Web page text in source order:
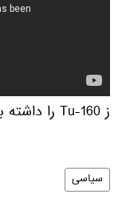
ز Tu-160 را داشته باشد.
سیاسی